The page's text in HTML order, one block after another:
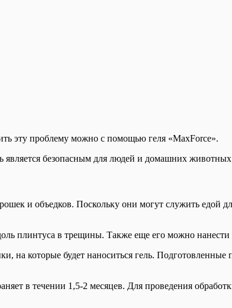
эту проблему можно с помощью геля «MaxForce».
безопасным для людей и домашних
и объедков. Поскольку они могут служить едой
плинтуса в трещины. Также еще его можно нанести
на которые будет наноситься гель.
в течении 1,5-2 месяцев. Для проведения